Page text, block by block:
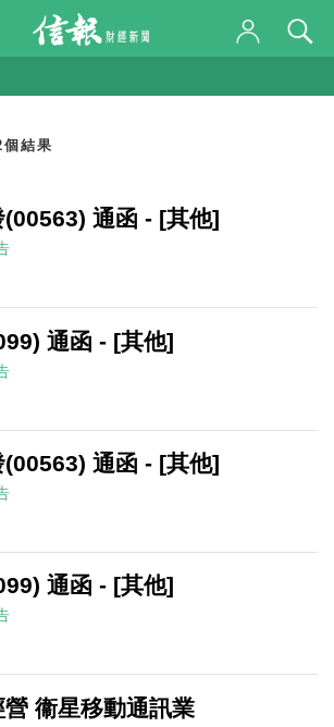
結果
通函 - [其他]
通函 - [其他]
通函 - [其他]
通函 - [其他]
衞星移動通訊業